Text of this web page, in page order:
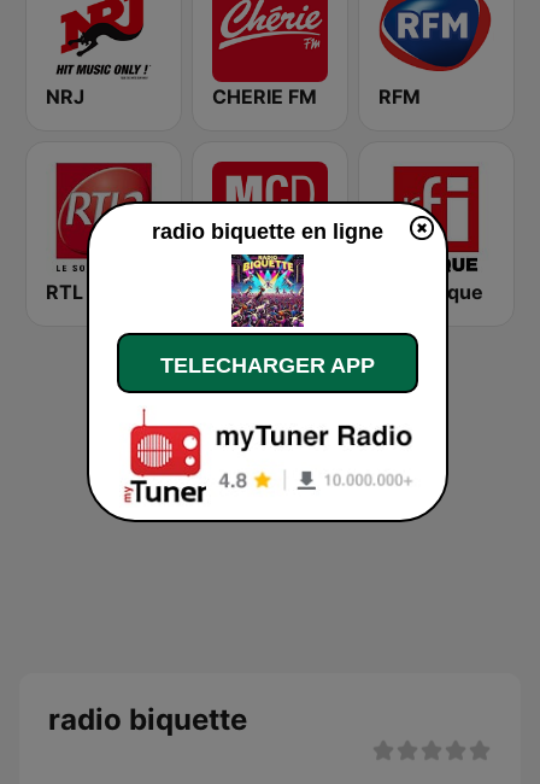
NRJ CHERIE FM RFM
RTL 2 RFI Afrique
radio biquette
radio biquette en ligne
TELECHARGER APP